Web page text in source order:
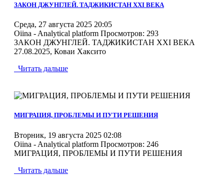
ЗАКОН ДЖУНГЛЕЙ. ТАДЖИКИСТАН XXI ВЕКА
Среда, 27 августа 2025 20:05
Oiina - Analytical platform Просмотров: 293
ЗАКОН ДЖУНГЛЕЙ. ТАДЖИКИСТАН XXI ВЕКА
27.08.2025, Коваи Хаксито
Читать дальше
МИГРАЦИЯ, ПРОБЛЕМЫ И ПУТИ РЕШЕНИЯ
Вторник, 19 августа 2025 02:08
Oiina - Analytical platform Просмотров: 246
МИГРАЦИЯ, ПРОБЛЕМЫ И ПУТИ РЕШЕНИЯ
Читать дальше